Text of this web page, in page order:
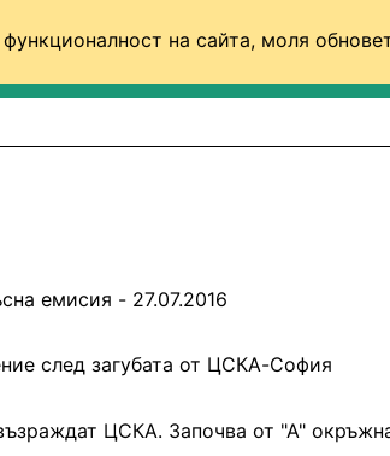
на сайта, моля
емисия - 27.07.2016
след загубата от ЦСКА-София
ЦСКА. Започва от "А"